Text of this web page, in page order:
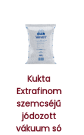
Kukta
Extrafinom
szemcséjű
jódozott
vákuum só